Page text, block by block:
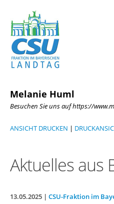
Melanie Huml
Besuchen Sie uns auf https://
ANSICHT DRUCKEN |
Aktuelles aus
13.05.2025 | CSU-Fraktion im